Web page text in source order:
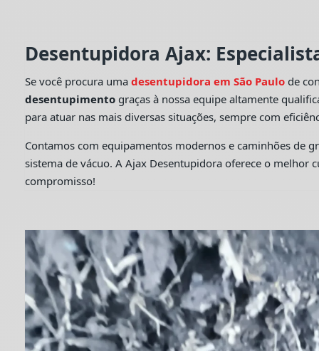
Desentupidora Ajax:
Se você procura uma desentupidora em São Paulo de
desentupimentograças à nossa equipe altamente
para atuar nas mais diversas situações, sempre com
Contamos com equipamentos modernos e caminhões de
sistema de vácuo. A Ajax Desentupidora oferece o melhor
compromisso!